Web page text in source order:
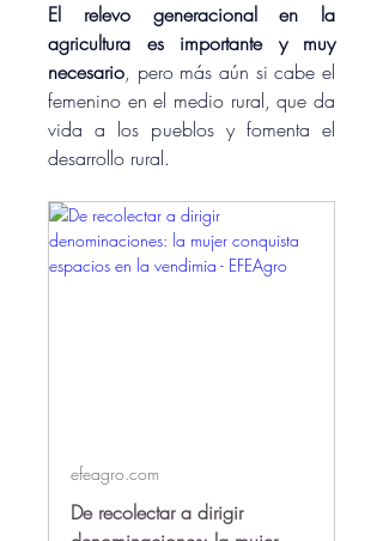
El relevo generacional en la
agricultura es importante y muy
necesario, pero más aún si cabe el
femenino en el medio rural, que da
vida a los pueblos y fomenta el
desarrollo rural.
efeagro.com
De recolectar a dirigir